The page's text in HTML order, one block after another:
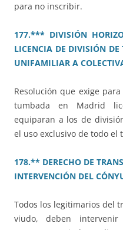
para no inscribir.
177.*** DIVISIÓN
LICENCIA DE DIVISIÓN DE
UNIFAMILIAR A
Resolución que exige
tumbada en Madrid
equiparan a los de
el uso exclusivo de todo el
178.** DERECHO DE
INTERVENCIÓN DEL
Todos los legitimarios del
viudo, deben